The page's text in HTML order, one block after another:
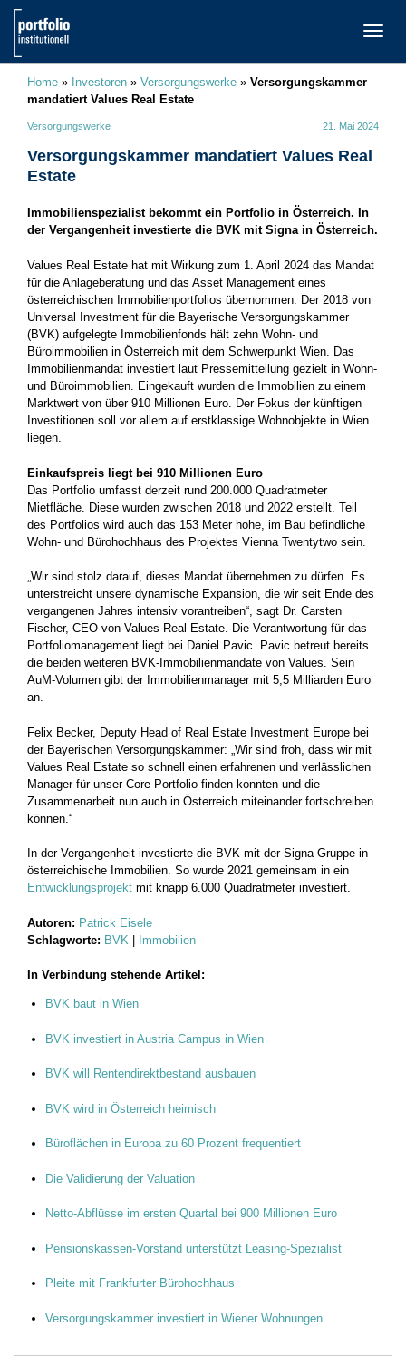
Home » Investoren » Versorgungswerke » Versorgungskammer
mandatiert Values Real Estate
Versorgungswerke 21. Mai 2024
Versorgungskammer mandatiert Values Real
Estate
Immobilienspezialist bekommt ein Portfolio in Österreich. In
der Vergangenheit investierte die BVK mit Signa in Österreich.
Values Real Estate hat mit Wirkung zum 1. April 2024 das Mandat
für die Anlageberatung und das Asset Management eines
österreichischen Immobilienportfolios übernommen. Der 2018 von
Universal Investment für die Bayerische Versorgungskammer
(BVK) aufgelegte Immobilienfonds hält zehn Wohn- und
Büroimmobilien in Österreich mit dem Schwerpunkt Wien. Das
Immobilienmandat investiert laut Pressemitteilung gezielt in Wohn-
und Büroimmobilien. Eingekauft wurden die Immobilien zu einem
Marktwert von über 910 Millionen Euro. Der Fokus der künftigen
Investitionen soll vor allem auf erstklassige Wohnobjekte in Wien
liegen.
Einkaufspreis liegt bei 910 Millionen Euro
Das Portfolio umfasst derzeit rund 200.000 Quadratmeter
Mietfläche. Diese wurden zwischen 2018 und 2022 erstellt. Teil
des Portfolios wird auch das 153 Meter hohe, im Bau befindliche
Wohn- und Bürohochhaus des Projektes Vienna Twentytwo sein.
„Wir sind stolz darauf, dieses Mandat übernehmen zu dürfen. Es
unter­streicht unsere dynamische Expansion, die wir seit Ende des
vergangenen Jahres intensiv vorantreiben“, sagt Dr. Carsten
Fischer, CEO von Values Real Estate. Die Verantwortung für das
Portfoliomanagement liegt bei Daniel Pavic. Pavic betreut bereits
die beiden weiteren BVK-Immobilienmandate von Values. Sein
AuM-Volumen gibt der Immobilienmanager mit 5,5 Milliarden Euro
an.
Felix Becker, Deputy Head of Real Estate Investment Europe bei
der Bayerischen Versorgungskammer: „Wir sind froh, dass wir mit
Values Real Estate so schnell einen erfahrenen und verlässlichen
Manager für unser Core-Portfolio finden konnten und die
Zusammenarbeit nun auch in Österreich miteinander fortschreiben
können.“
In der Vergangenheit investierte die BVK mit der Signa-Gruppe in
österreichische Immobilien. So wurde 2021 gemeinsam in ein
Entwicklungsprojekt mit knapp 6.000 Quadratmeter investiert.
Autoren: Patrick Eisele
Schlagworte: BVK | Immobilien
In Verbindung stehende Artikel:
BVK baut in Wien
BVK investiert in Austria Campus in Wien
BVK will Rentendirektbestand ausbauen
BVK wird in Österreich heimisch
Büroflächen in Europa zu 60 Prozent frequentiert
Die Validierung der Valuation
Netto-Abflüsse im ersten Quartal bei 900 Millionen Euro
Pensionskassen-Vorstand unterstützt Leasing-Spezialist
Pleite mit Frankfurter Bürohochhaus
Versorgungskammer investiert in Wiener Wohnungen